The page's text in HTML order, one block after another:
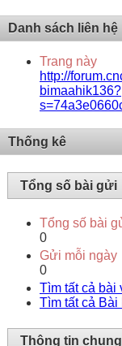
Danh sách liên hệ
Trang này
http://
bimaahik136?
Thống kê
Tổng số bài gửi
Tổng số bài
0
Gửi mỗi ngày
0
Tìm tất cả bài
Tìm tất cả Bài
Thông tin chung